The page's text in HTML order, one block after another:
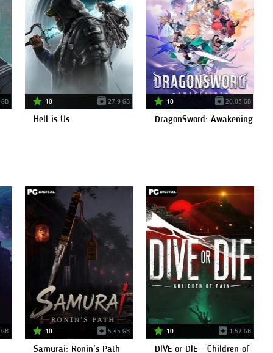
10 27.9 GB
Hell is Us
10 20.03 GB
DragonSword: Awakening
10 5.45 GB
Samurai: Ronin's Path
10 1.57 GB
DIVE or DIE - Children of